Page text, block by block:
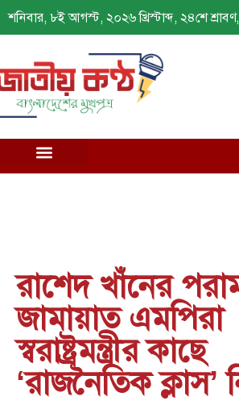
শনিবার, ৮ই আগস্ট, ২০২৬ খ্রিস্টাব্দ, ২৪শে
রাশেদ খাঁনের
জামায়াত এমপিরা
স্বরাষ্ট্রমন্ত্রীর কাছে
‘রাজনৈতিক ক্লাস’